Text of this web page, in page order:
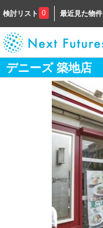
検討リスト 0 最近見た物件
デニーズ 築地店